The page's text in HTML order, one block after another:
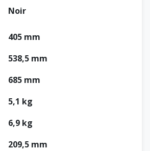
Noir
405 mm
538,5 mm
685 mm
5,1 kg
6,9 kg
209,5 mm